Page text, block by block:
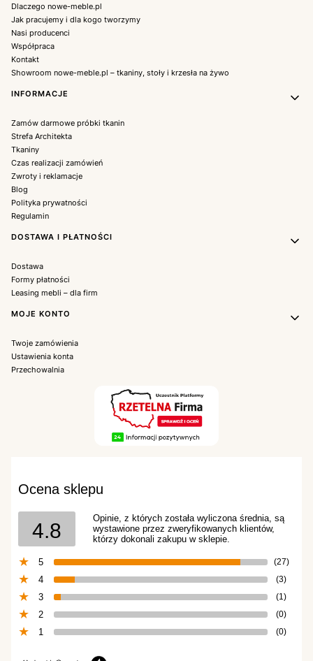
Dlaczego nowe-meble.pl
Jak pracujemy i dla kogo tworzymy
Nasi producenci
Współpraca
Kontakt
Showroom nowe-meble.pl – tkaniny, stoły i krzesła na żywo
INFORMACJE
Zamów darmowe próbki tkanin
Strefa Architekta
Tkaniny
Czas realizacji zamówień
Zwroty i reklamacje
Blog
Polityka prywatności
Regulamin
DOSTAWA I PŁATNOŚCI
Dostawa
Formy płatności
Leasing mebli – dla firm
MOJE KONTO
Twoje zamówienia
Ustawienia konta
Przechowalnia
Ocena sklepu
4.8
Opinie, z których została wyliczona średnia, są
wystawione przez zweryfikowanych klientów,
którzy dokonali zakupu w sklepie.
5 (27)
4 (3)
3 (1)
2 (0)
1 (0)